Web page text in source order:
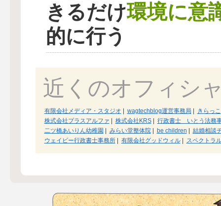
きるだけ環境に意
的に行う
近くのオフィシ
有限会社メディア・スタジオ wagtechblog運営事務局 きらっこ
株式会社プラスアルファ
株式会社KRS|
行政書士 いとう法務
二ツ橋あいりん幼稚園
みらい堂整体院| be children
結婚相談
ウェイビー行政書士事務所| 有限会社グッドウィル| スペクトラ